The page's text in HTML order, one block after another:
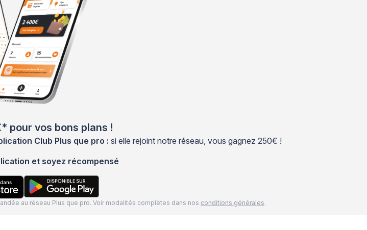
pour vos bons plans !
Club Plus que pro : si elle rejoint notre réseau, vous gagnez 250€ !
et soyez récompensé
au réseau Plus que pro. Voir modalités complètes dans nos conditions générales.